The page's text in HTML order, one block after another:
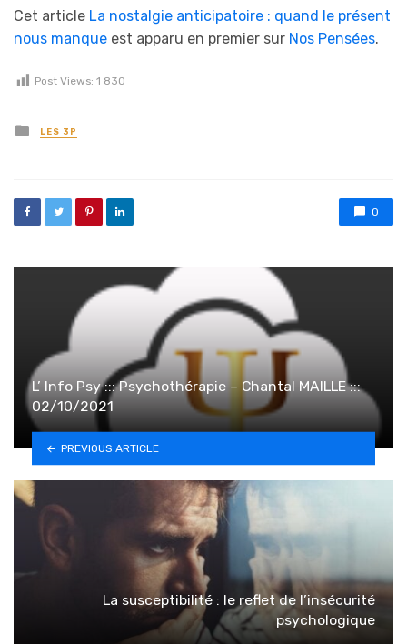
Cet article La nostalgie anticipatoire : quand le présent
nous manque est apparu en premier sur Nos Pensées.
Post Views: 1 830
Posted in
LES 3P
0
L’ Info Psy ::: Psychothérapie – Chantal MAILLE :::
02/10/2021
PREVIOUS ARTICLE
La susceptibilité : le reflet de l’insécurité
psychologique